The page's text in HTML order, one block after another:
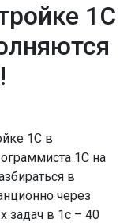
1С
1С в
1С на
в
через
задач в 1с – 40